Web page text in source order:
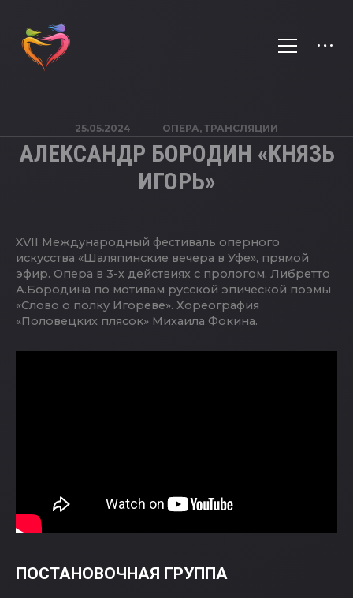
25.05.2024 ОПЕРА, ТРАНСЛЯЦИИ
АЛЕКСАНДР БОРОДИН «КНЯЗЬ
ИГОРЬ»
XVII Международный фестиваль оперного
искусства «Шаляпинские вечера в Уфе», прямой
эфир. Опера в 3-х действиях с прологом. Либретто
А.Бородина по мотивам русской эпической поэмы
«Слово о полку Игореве». Хореография
«Половецких плясок» Михаила Фокина.
ПОСТАНОВОЧНАЯ ГРУППА